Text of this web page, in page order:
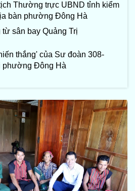
Thường trực UBND tỉnh kiểm
bàn phường Đông Hà
sân bay Quảng Trị
thắng' của Sư đoàn 308-
phường Đông Hà